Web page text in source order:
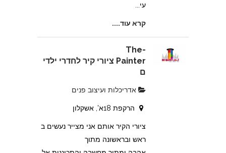
עי...
קרא עוד....
The-
Painter ציורי קיר לחדרי ילדי
ם
אדריכלות ועיצוב פנים
הרקפת 18א', אשקלון
ציורי הקיר אותם אני מצייר נעשים ב
ראש ובראשונה מתוך